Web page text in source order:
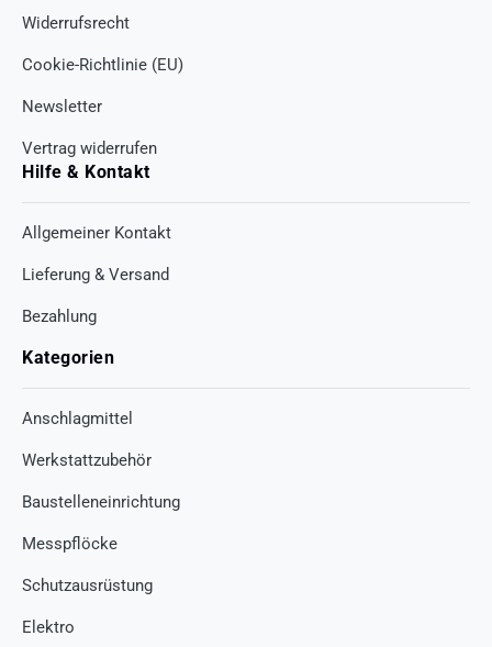
Widerrufsrecht
Cookie-Richtlinie (EU)
Newsletter
Vertrag widerrufen
Hilfe & Kontakt
Allgemeiner Kontakt
Lieferung & Versand
Bezahlung
Kategorien
Anschlagmittel
Werkstattzubehör
Baustelleneinrichtung
Messpflöcke
Schutzausrüstung
Elektro